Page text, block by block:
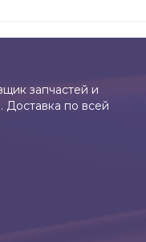
запчастей и
Доставка по всей